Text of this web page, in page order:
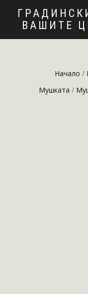
ВАШИТЕ
Начало /
Мушката /